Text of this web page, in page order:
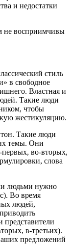
и недостатки
не восприимчивы
стиль
в свободное
Властная и
Такие люди
чтобы
жестикуляцию.
Такие люди
темы. Они
во-вторых,
слова
людьми нужно
Во время
людей,
представители
в-третьих).
предложений